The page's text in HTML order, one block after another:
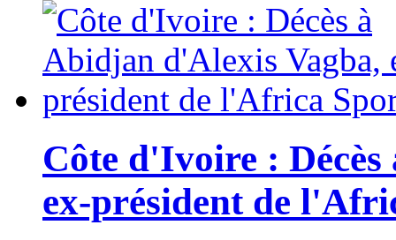
Côte d'Ivoire :
ex-président de